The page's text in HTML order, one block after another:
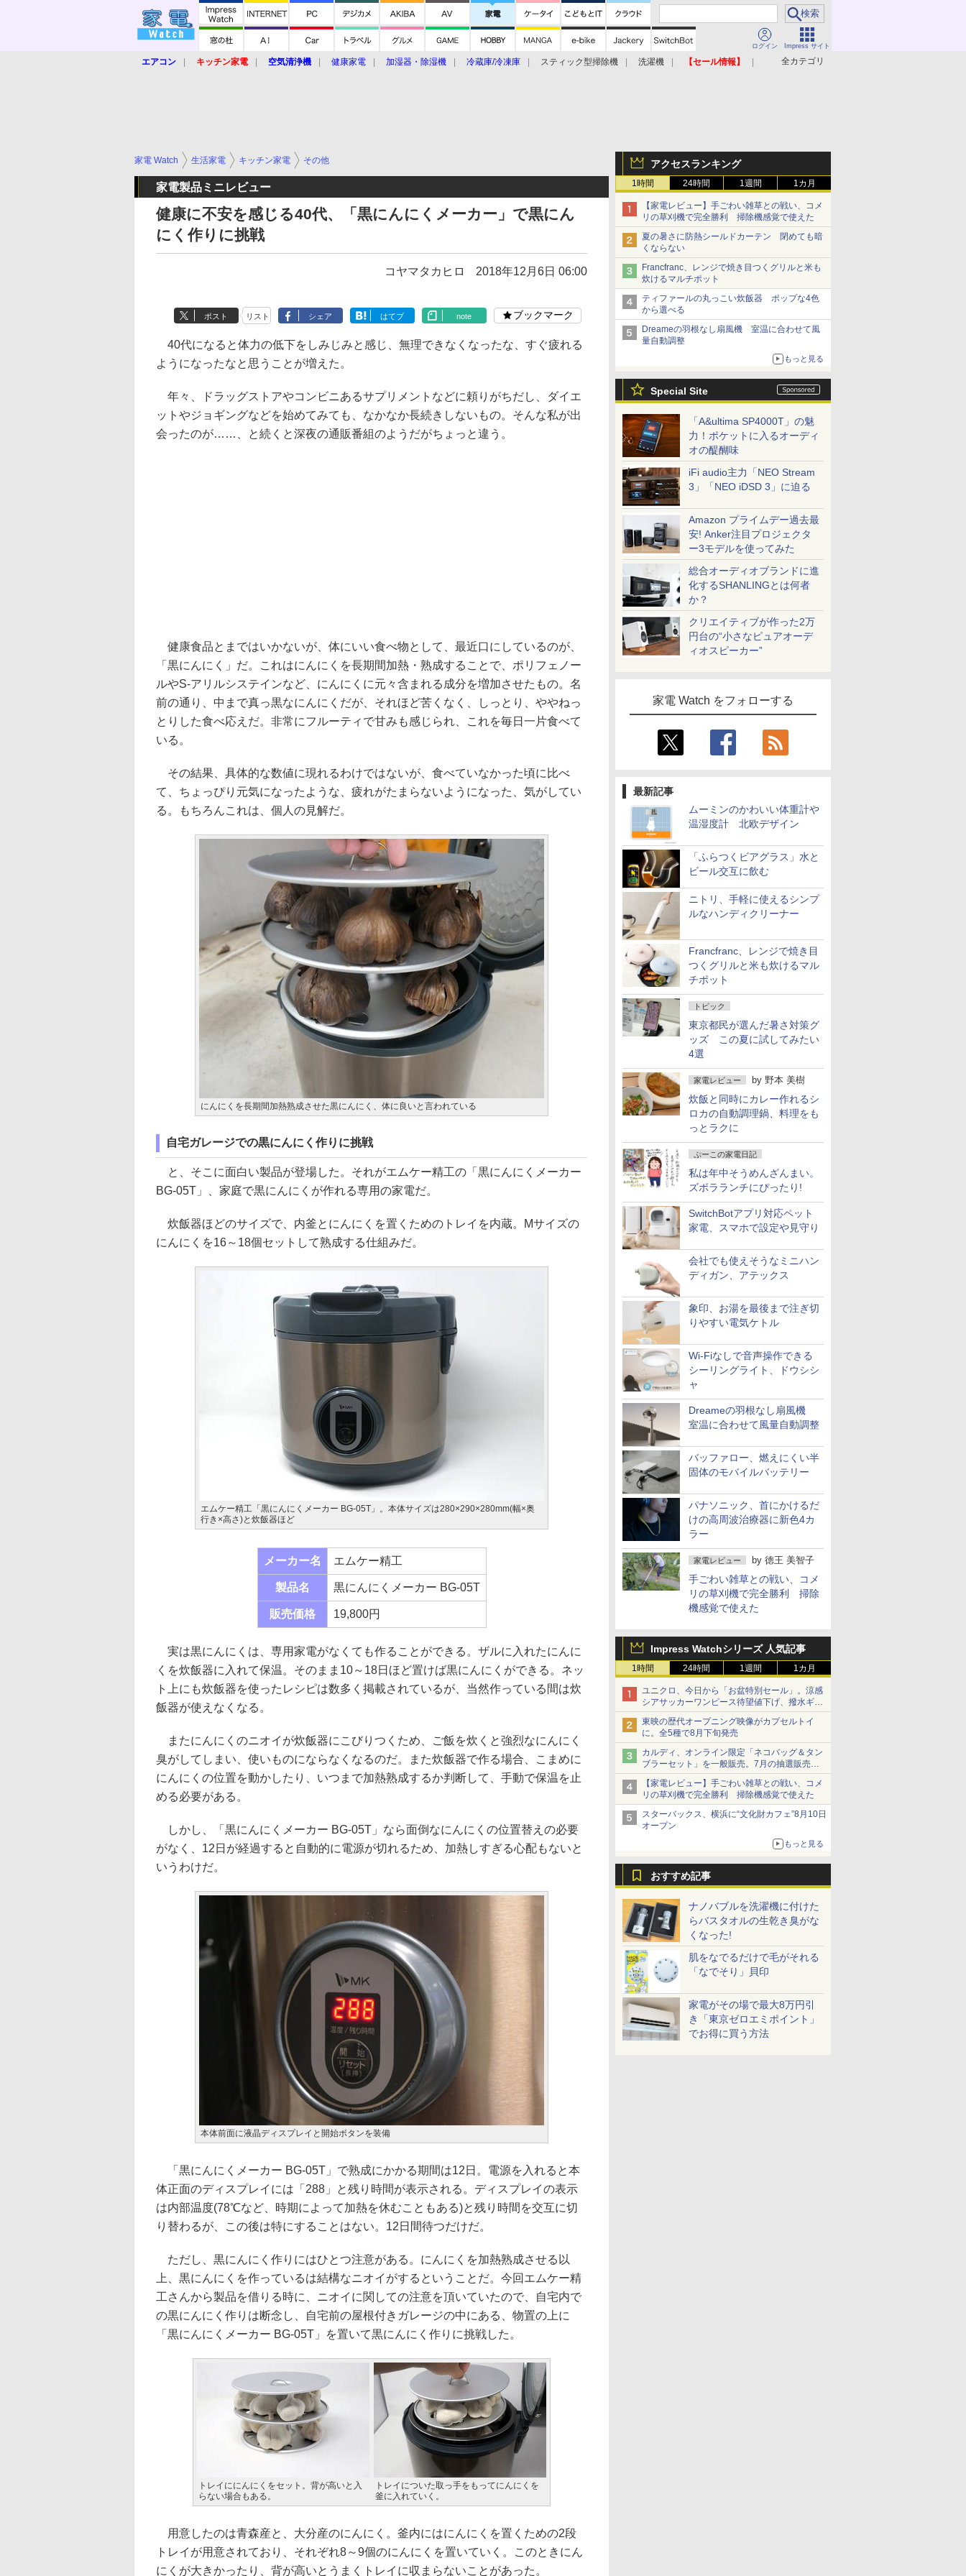
ログイン Impress サイト
全カテゴリ
エアコン キッチン家電 空気清浄機 健康家電 加湿器・除湿機 冷蔵庫/冷凍庫 スティック型掃除機 洗濯機
【セール情報】
アクセスランキング
1時間 24時間 1週間 1カ月
【家電レビュー】手ごわい雑草との戦い、コメ
リの草刈機で完全勝利 掃除機感覚で使えた
夏の暑さに防熱シールドカーテン 閉めても暗
くならない
Francfranc、レンジで焼き目つくグリルと米も
炊けるマルチポット
ティファールの丸っこい炊飯器 ポップな4色
から選べる
Dreameの羽根なし扇風機 室温に合わせて風
量自動調整
もっと見る
Special Site
「A&ultima SP4000T」の魅
力！ポケットに入るオーディ
オの醍醐味
iFi audio主力「NEO Stream
3」「NEO iDSD 3」に迫る
Amazon プライムデー過去最
安! Anker注目プロジェクタ
ー3モデルを使ってみた
総合オーディオブランドに進
化するSHANLINGとは何者
か？
クリエイティブが作った2万
円台の“小さなピュアオーデ
ィオスピーカー”
家電 Watch をフォローする
最新記事
ムーミンのかわいい体重計や
温湿度計 北欧デザイン
「ふらつくビアグラス」水と
ビール交互に飲む
ニトリ、手軽に使えるシンプ
ルなハンディクリーナー
Francfranc、レンジで焼き目
つくグリルと米も炊けるマル
チポット
トピック
東京都民が選んだ暑さ対策グ
ッズ この夏に試してみたい
4選
家電レビュー by 野本 美樹
炊飯と同時にカレー作れるシ
ロカの自動調理鍋、料理をも
っとラクに
ぷーこの家電日記
私は年中そうめんざんまい。
ズボラランチにぴったり!
SwitchBotアプリ対応ペット
家電、スマホで設定や見守り
会社でも使えそうなミニハン
ディガン、アテックス
象印、お湯を最後まで注ぎ切
りやすい電気ケトル
Wi-Fiなしで音声操作できる
シーリングライト、ドウシシ
ャ
Dreameの羽根なし扇風機
室温に合わせて風量自動調整
バッファロー、燃えにくい半
固体のモバイルバッテリー
パナソニック、首にかけるだ
けの高周波治療器に新色4カ
ラー
家電レビュー by 徳王 美智子
手ごわい雑草との戦い、コメ
リの草刈機で完全勝利 掃除
機感覚で使えた
Impress Watchシリーズ 人気記事
1時間 24時間 1週間 1カ月
ユニクロ、今日から「お盆特別セール」。涼感
シアサッカーワンピース待望値下げ、撥水ギア
ショーツは1990円に
東映の歴代オープニング映像がカプセルトイ
に。全5種で8月下旬発売
カルディ、オンライン限定「ネコバッグ＆タン
ブラーセット」を一般販売。7月の抽選販売の
当選無効分
【家電レビュー】手ごわい雑草との戦い、コメ
リの草刈機で完全勝利 掃除機感覚で使えた
スターバックス、横浜に“文化財カフェ”8月10日
オープン
もっと見る
おすすめ記事
ナノバブルを洗濯機に付けた
らバスタオルの生乾き臭がな
くなった!
肌をなでるだけで毛がそれる
「なでそり」貝印
家電がその場で最大8万円引
き「東京ゼロエミポイント」
でお得に買う方法
家電 Watch 生活家電 キッチン家電 その他
家電製品ミニレビュー
健康に不安を感じる40代、「黒にんにくメーカー」で黒にん
にく作りに挑戦
コヤマタカヒロ 2018年12月6日 06:00
ポスト リスト シェア はてブ note ブックマーク
40代になると体力の低下をしみじみと感じ、無理できなくなったな、すぐ疲れる
ようになったなと思うことが増えた。
年々、ドラッグストアやコンビニあるサプリメントなどに頼りがちだし、ダイエ
ットやジョギングなどを始めてみても、なかなか長続きしないもの。そんな私が出
会ったのが……、と続くと深夜の通販番組のようだがちょっと違う。
健康食品とまではいかないが、体にいい食べ物として、最近口にしているのが、
「黒にんにく」だ。これはにんにくを長期間加熱・熟成することで、ポリフェノー
ルやS-アリルシステインなど、にんにくに元々含まれる成分を増加させたもの。名
前の通り、中まで真っ黒なにんにくだが、それほど苦くなく、しっとり、ややねっ
とりした食べ応えだ。非常にフルーティで甘みも感じられ、これを毎日一片食べて
いる。
その結果、具体的な数値に現れるわけではないが、食べていなかった頃に比べ
て、ちょっぴり元気になったような、疲れがたまらないようになった、気がしてい
る。もちろんこれは、個人の見解だ。
にんにくを長期間加熱熟成させた黒にんにく、体に良いと言われている
自宅ガレージでの黒にんにく作りに挑戦
と、そこに面白い製品が登場した。それがエムケー精工の「黒にんにくメーカー
BG-05T」、家庭で黒にんにくが作れる専用の家電だ。
炊飯器ほどのサイズで、内釜とにんにくを置くためのトレイを内蔵。Mサイズの
にんにくを16～18個セットして熟成する仕組みだ。
エムケー精工「黒にんにくメーカー BG-05T」。本体サイズは280×290×280mm(幅×奥
行き×高さ)と炊飯器ほど
メーカー名 エムケー精工
製品名 黒にんにくメーカー BG-05T
販売価格 19,800円
実は黒にんにくは、専用家電がなくても作ることができる。ザルに入れたにんに
くを炊飯器に入れて保温。そのまま10～18日ほど置けば黒にんにくができる。ネッ
ト上にも炊飯器を使ったレシピは数多く掲載されているが、当然作っている間は炊
飯器が使えなくなる。
またにんにくのニオイが炊飯器にこびりつくため、ご飯を炊くと強烈なにんにく
臭がしてしまい、使いものにならなくなるのだ。また炊飯器で作る場合、こまめに
にんにくの位置を動かしたり、いつまで加熱熟成するか判断して、手動で保温を止
める必要がある。
しかし、「黒にんにくメーカー BG-05T」なら面倒なにんにくの位置替えの必要
がなく、12日が経過すると自動的に電源が切れるため、加熱しすぎる心配もないと
いうわけだ。
本体前面に液晶ディスプレイと開始ボタンを装備
「黒にんにくメーカー BG-05T」で熟成にかかる期間は12日。電源を入れると本
体正面のディスプレイには「288」と残り時間が表示される。ディスプレイの表示
は内部温度(78℃など、時期によって加熱を休むこともある)と残り時間を交互に切
り替わるが、この後は特にすることはない。12日間待つだけだ。
ただし、黒にんにく作りにはひとつ注意がある。にんにくを加熱熟成させる以
上、黒にんにくを作っているは結構なニオイがするということだ。今回エムケー精
工さんから製品を借りる時に、ニオイに関しての注意を頂いていたので、自宅内で
の黒にんにく作りは断念し、自宅前の屋根付きガレージの中にある、物置の上に
「黒にんにくメーカー BG-05T」を置いて黒にんにく作りに挑戦した。
トレイににんにくをセット。背が高いと入
らない場合もある。
トレイについた取っ手をもってにんにくを
釜に入れていく。
用意したのは青森産と、大分産のにんにく。釜内にはにんにくを置くための2段
トレイが用意されており、それぞれ8～9個のにんにくを置いていく。このときにん
にくが大きかったり、背が高いとうまくトレイに収まらないことがあった。